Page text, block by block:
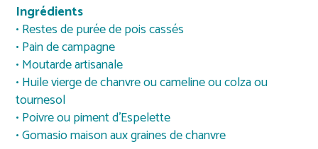
Ingrédients
• Restes de purée de pois cassés
• Pain de campagne
• Moutarde artisanale
• Huile vierge de chanvre ou cameline ou colza ou
tournesol
• Poivre ou piment d’Espelette
• Gomasio maison aux graines de chanvre